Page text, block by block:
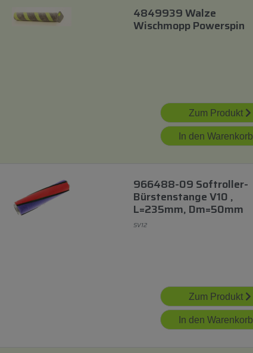
4849939 Walze
Wischmopp Powerspin
Zum Produkt
In den Warenkorb
966488-09 Softroller-
Bürstenstange V10 ,
L=235mm, Dm=50mm
SV12
Zum Produkt
In den Warenkorb